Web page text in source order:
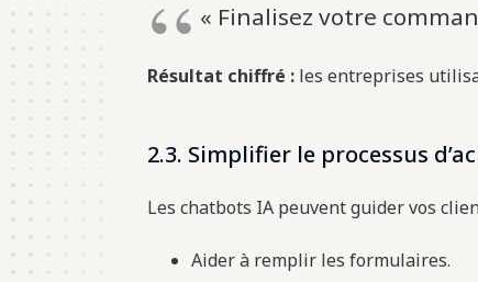
« Finalisez votre
Résultat chiffré : les entreprises
2.3. Simplifier le processus
Les chatbots IA peuvent guider vos
Aider à remplir les formulaires.